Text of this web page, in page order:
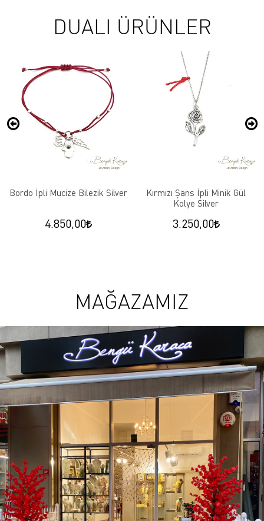
DUALI ÜRÜNLER
Bordo İpli Mucize Bilezik Silver
4.850,00
Kırmızı Şans İpli Minik Gül
Kolye Silver
3.250,00
MAĞAZAMIZ